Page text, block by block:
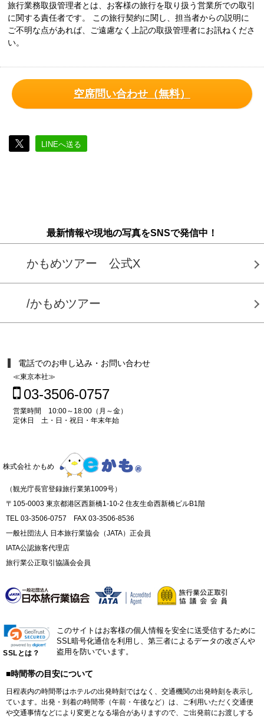
旅行業務取扱管理者とは、お客様の旅行を取り扱う営業所での取引
に関する責任者です。 この旅行契約に関し、担当者からの説明に
ご不明な点があれば、ご遠慮なく上記の取扱管理者にお訊ねくださ
い。
空席問い合わせ（無料）
LINEへ送る
最新情報や現地の写真をSNSで発信中！
かもめツアー 公式X
/かもめツアー
電話でのお申し込み・お問い合わせ
≪東京本社≫
03-3506-0757
営業時間 10:00～18:00（月～金）
定休日 土・日・祝日・年末年始
株式会社 かもめ
（観光庁長官登録旅行業第1009号）
〒105-0003 東京都港区西新橋1-10-2 住友生命西新橋ビルB1階
TEL 03-3506-0757 FAX 03-3506-8536
一般社団法人 日本旅行業協会（JATA）正会員
IATA公認旅客代理店
旅行業公正取引協議会会員
SSLとは？
このサイトはお客様の個人情報を安全に送受信するために
SSL暗号化通信を利用し、第三者によるデータの改ざんや
盗用を防いでいます。
■時間帯の目安について
日程表内の時間帯はホテルの出発時刻ではなく、交通機関の出発時刻を表示し
ています。出発・到着の時間帯（午前・午後など）は、ご利用いただく交通便
や交通事情などにより変更となる場合がありますので、ご出発前にお渡しする